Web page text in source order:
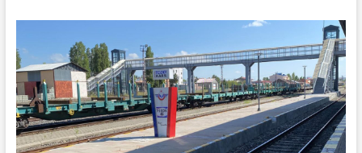
t
i
o
n
ь
я
:
я
: